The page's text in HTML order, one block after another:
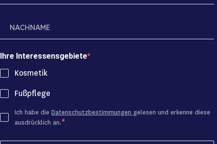
Ihre Interessensgebiete
Kosmetik
Fußpflege
Ich habe die Datenschutzbestimmungen gelesen und erkenne diese
ausdrücklich an.